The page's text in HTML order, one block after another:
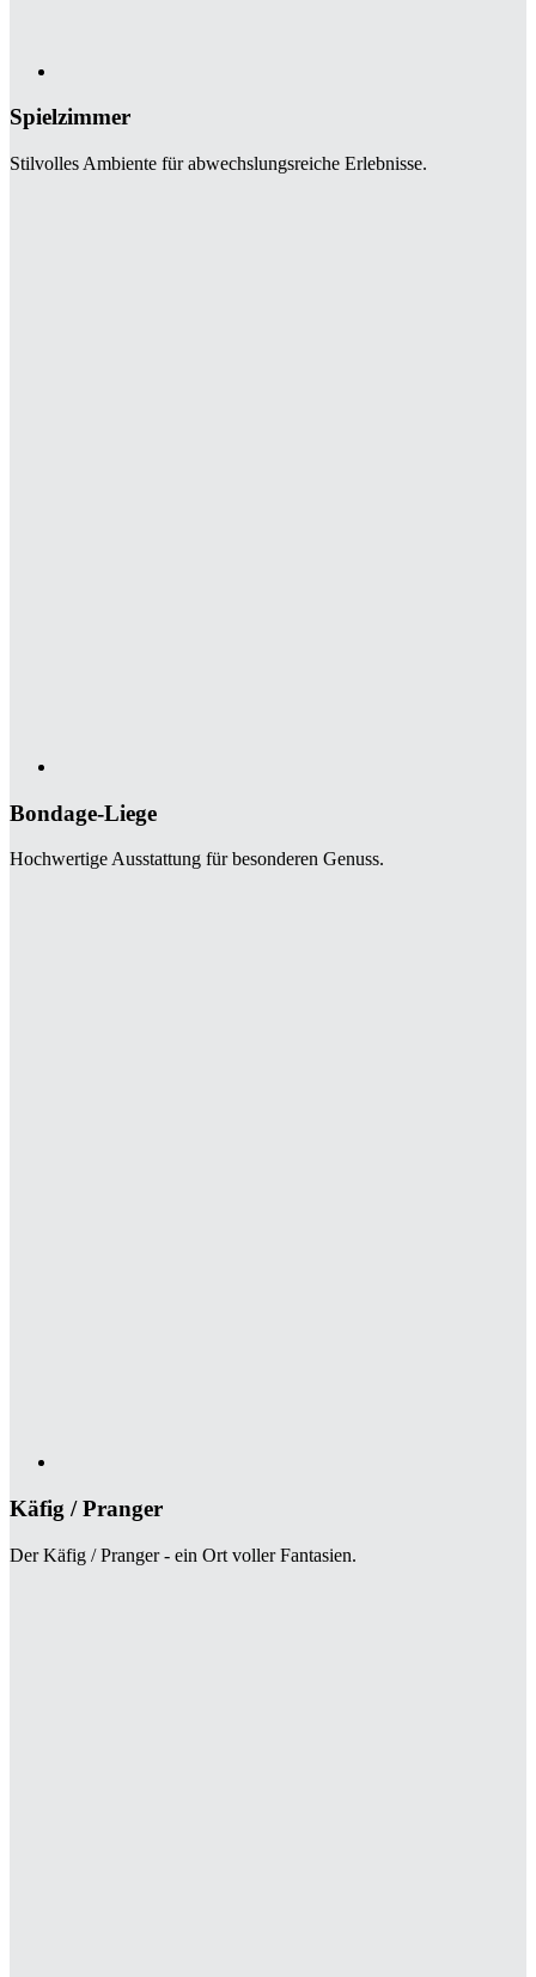
Spielzimmer
Stilvolles Ambiente für abwechslungsreiche Erlebnisse.
Bondage-Liege
Hochwertige Ausstattung für besonderen Genuss.
Käfig / Pranger
Der Käfig / Pranger - ein Ort voller Fantasien.